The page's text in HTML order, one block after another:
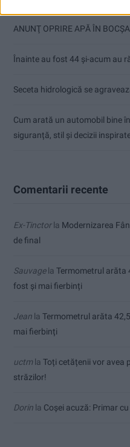
ANUNŢ OPRIRE APĂ ÎN BOCȘA
Înainte au fost 44 și-acum au
Seceta hidrologică se
Cum arată un automobil bine
siguranță, stil și decizii
Comentarii recente
Ex-Tinctorla Modernizarea
de final
Sauvagela Termometrul arăta
fost și mai fierbinți
Jean la Termometrul arăta
mai fierbinți
uctmla Toți cetățenii vor avea
străzilor!
Dorin la Coșei acuză: Primar